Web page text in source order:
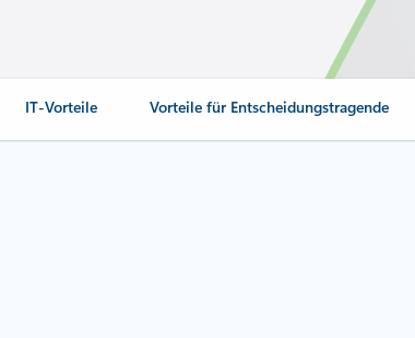
IT-Vorteile Vorteile für Entscheidungstragende